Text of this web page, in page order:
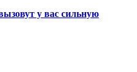
у вас сильную